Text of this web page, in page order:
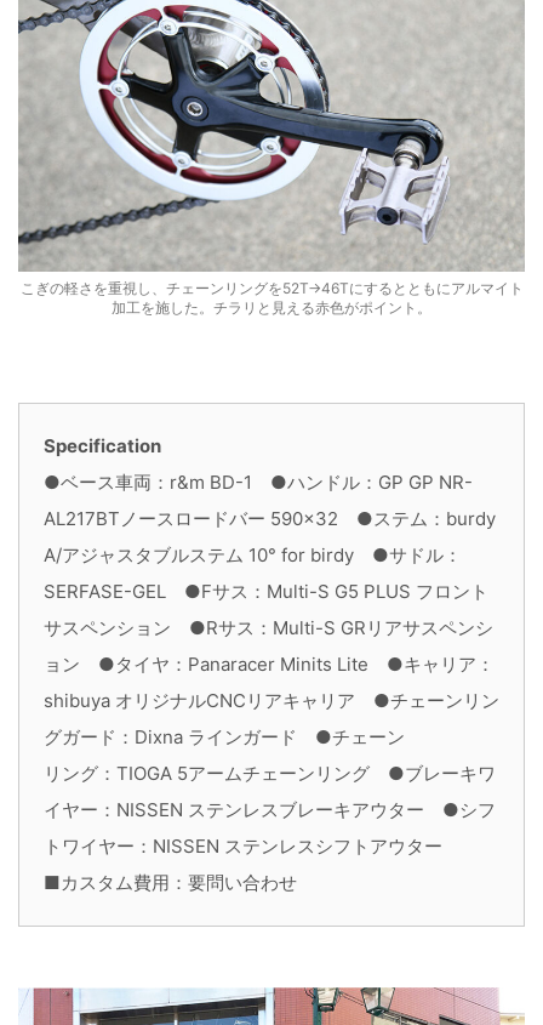
こぎの軽さを重視し、チェーンリングを52T→46Tにするとともにアルマイト
加工を施した。チラリと見える赤色がポイント。
Specification
●ベース車両：r&m BD-1 ●ハンドル：GP GP NR-
AL217BTノースロードバー 590×32 ●ステム：burdy
A/アジャスタブルステム 10° for birdy ●サドル：
SERFASE-GEL ●Fサス：Multi-S G5 PLUS フロント
サスペンション ●Rサス：Multi-S GRリアサスペンシ
ョン ●タイヤ：Panaracer Minits Lite ●キャリア：
shibuya オリジナルCNCリアキャリア ●チェーンリン
グガード：Dixna ラインガード ●チェーン
リング：TIOGA 5アームチェーンリング ●ブレーキワ
イヤー：NISSEN ステンレスブレーキアウター ●シフ
トワイヤー：NISSEN ステンレスシフトアウター
■カスタム費用：要問い合わせ